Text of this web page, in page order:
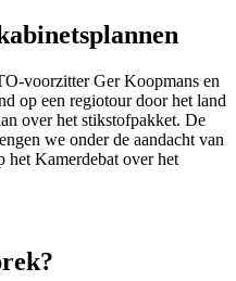
voorzitter Ger Koopmans en
op een regiotour door het land
over het stikstofpakket. De
we onder de aandacht van
het Kamerdebat over het